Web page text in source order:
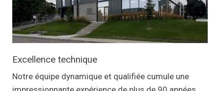
Excellence technique
Notre équipe dynamique et qualifiée cumule une